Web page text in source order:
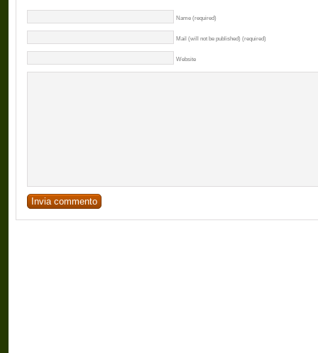
Name (required)
Mail (will not be published) (required)
Website